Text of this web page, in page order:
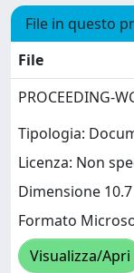
File in questo
File
PROCEEDING-
Tipologia:
Licenza: Non
Dimensione
Formato
Visualizza/Apri